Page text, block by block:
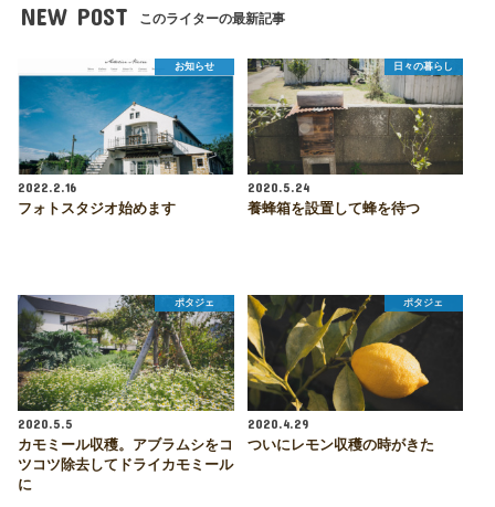
NEW POST このライターの最新記事
お知らせ
2022.2.16
フォトスタジオ始めます
日々の暮らし
2020.5.24
養蜂箱を設置して蜂を待つ
ポタジェ
2020.5.5
カモミール収穫。アブラムシをコ
ツコツ除去してドライカモミール
に
ポタジェ
2020.4.29
ついにレモン収穫の時がきた